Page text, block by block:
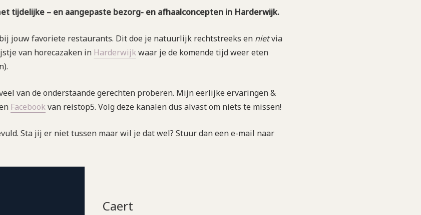
tijdelijke – en aangepaste bezorg- en afhaalconcepten in Harderwijk.
jouw favoriete restaurants. Dit doe je natuurlijk rechtstreeks en nietvia
van horecazaken in Harderwijkwaar je de komende tijd weer eten
van de onderstaande gerechten proberen. Mijn eerlijke ervaringen &
Facebookvan reistop5. Volg deze kanalen dus alvast om niets te missen!
Sta jij er niet tussen maar wil je dat wel? Stuur dan een e-mail naar
Caert